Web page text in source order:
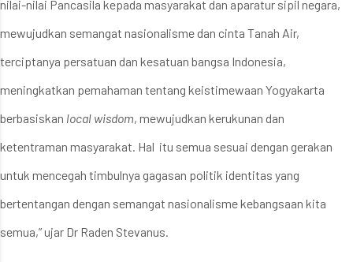
nilai-nilai Pancasila kepada masyarakat dan aparatur sipil negara,
mewujudkan semangat nasionalisme dan cinta Tanah Air,
terciptanya persatuan dan kesatuan bangsa Indonesia,
meningkatkan pemahaman tentang keistimewaan Yogyakarta
berbasiskan local wisdom, mewujudkan kerukunan dan
ketentraman masyarakat. Hal itu semua sesuai dengan gerakan
untuk mencegah timbulnya gagasan politik identitas yang
bertentangan dengan semangat nasionalisme kebangsaan kita
semua,” ujar Dr Raden Stevanus.